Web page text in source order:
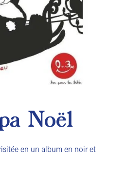
Noël
en un album en noir et